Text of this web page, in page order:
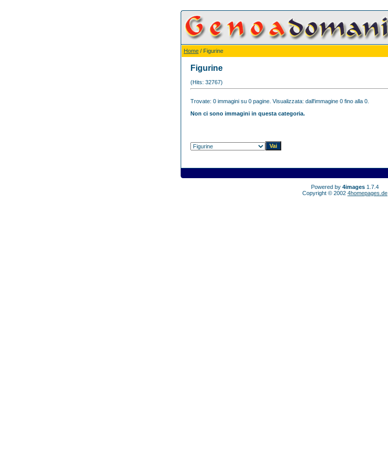
Home / Figurine
Figurine
(Hits: 32767)
Trovate: 0 immagini su 0 pagine. Visualizzata: dall'immagine 0 fino alla 0.
Non ci sono immagini in questa categoria.
Powered by 4images 1.7.4
Copyright © 2002 4homepages.de